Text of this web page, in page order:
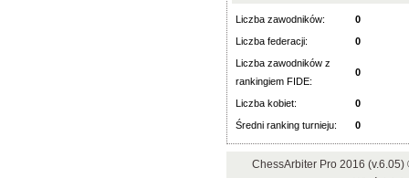
Liczba zawodników:
0
Liczba federacji:
0
Liczba zawodników z
rankingiem FIDE:
0
Liczba kobiet:
0
Średni ranking turnieju:
0
ChessArbiter Pro 2016